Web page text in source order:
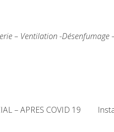
– Ventilation -Désenfumage
– APRES COVID 19